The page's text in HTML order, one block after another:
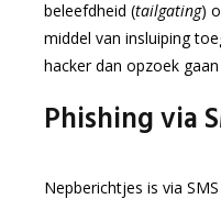
beleefdheid (tailgating)
middel van insluiping
hacker dan opzoek
Phishing via
Nepberichtjes is via